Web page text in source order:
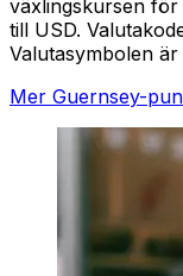
växlingskursen
till USD.
Valutasymbolen är
Mer Guernsey-